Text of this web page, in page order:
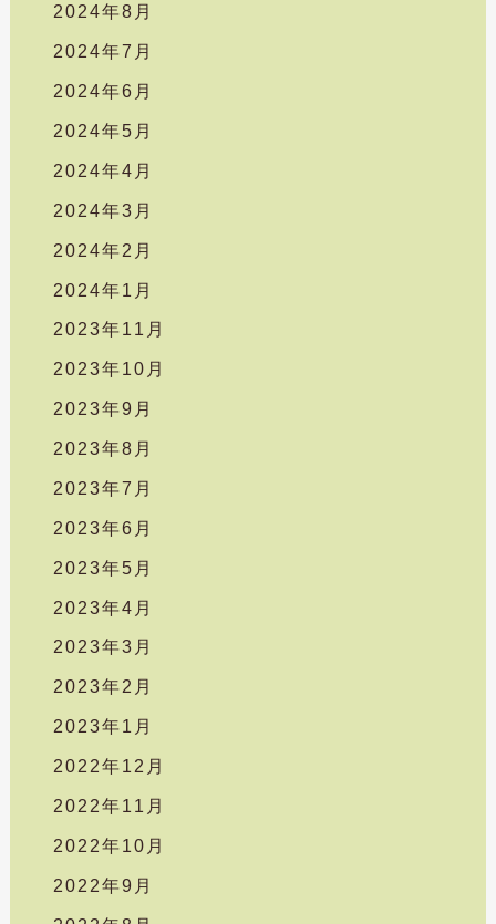
2024年8月
2024年7月
2024年6月
2024年5月
2024年4月
2024年3月
2024年2月
2024年1月
2023年11月
2023年10月
2023年9月
2023年8月
2023年7月
2023年6月
2023年5月
2023年4月
2023年3月
2023年2月
2023年1月
2022年12月
2022年11月
2022年10月
2022年9月